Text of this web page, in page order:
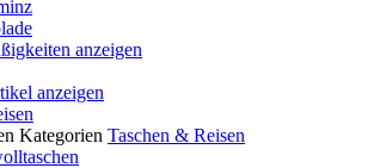
anzeigen
anzeigen
Kategorien Taschen & Reisen